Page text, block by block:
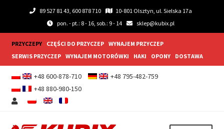
89 527 81 43, 600 878 710
10-801 Olsztyn, ul. Sielska 17a
pon. - pt.: 8 - 16, sob.: 9 - 14
sklep@kubix.pl
PRZYCZEPY CZĘŚCI DO PRZYCZEP
WYNAJEM PRZYCZEP
SERWIS PRZYCZEP
WYNAJEM MOTORÓWKI HAKI OPONY DOSTAWA
+48 600-878-710
+48 795-482-759
+48 880-980-150